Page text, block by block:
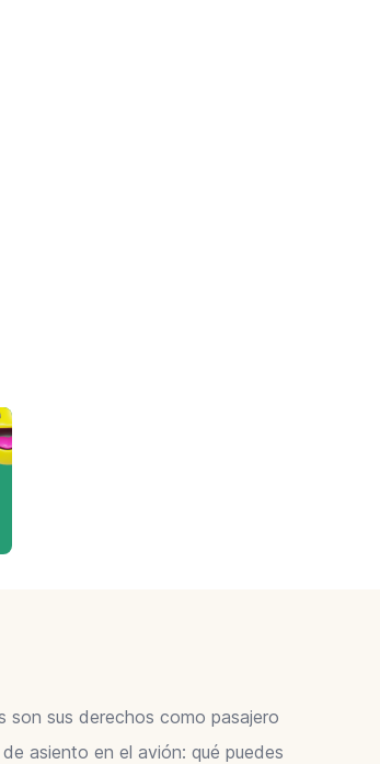
son sus derechos como pasajero
asiento en el avión: qué puedes